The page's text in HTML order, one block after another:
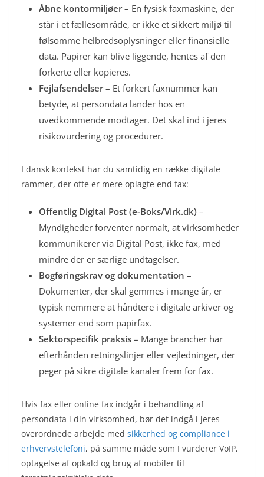
Åbne kontormiljøer– En fysisk faxmaskine, der
står i et fællesområde, er ikke et sikkert miljø til
følsomme helbredsoplysninger eller finansielle
data. Papirer kan blive liggende, hentes af den
forkerte eller kopieres.
Fejlafsendelser– Et forkert faxnummer kan
betyde, at persondata lander hos en
uvedkommende modtager. Det skal ind i jeres
risikovurdering og procedurer.
I dansk kontekst har du samtidig en række digitale
rammer, der ofte er mere oplagte end fax:
Offentlig Digital Post (e-Boks/Virk.dk) –
Myndigheder forventer normalt, at virksomheder
kommunikerer via Digital Post, ikke fax, med
mindre der er særlige undtagelser.
Bogføringskrav og dokumentation –
Dokumenter, der skal gemmes i mange år, er
typisk nemmere at håndtere i digitale arkiver og
systemer end som papirfax.
Sektorspecifik praksis – Mange brancher har
efterhånden retningslinjer eller vejledninger, der
peger på sikre digitale kanaler frem for fax.
Hvis fax eller online fax indgår i behandling af
persondata i din virksomhed, bør det indgå i jeres
overordnede arbejde med sikkerhed og compliance i
erhvervstelefoni, på samme måde som I vurderer VoIP,
optagelse af opkald og brug af mobiler til